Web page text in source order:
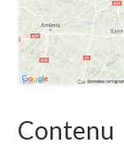
Contenu